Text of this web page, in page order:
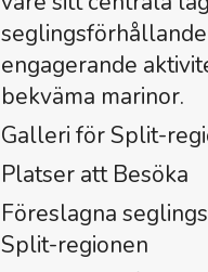
engagerande
bekväma marinor.
Galleri för Split-
Platser att Besöka
Föreslagna
Split-regionen